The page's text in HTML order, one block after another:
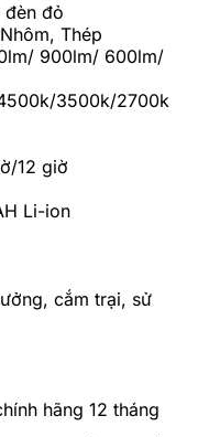
đèn đỏ
Thép
900lm/ 600lm/
3500k/2700k
12 giờ
Li-ion
cắm trại, sử
hãng 12 tháng